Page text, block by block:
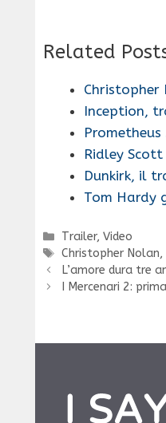
Related
Inception,
Ridley
Dunkirk, il
Tom Hardy
Categorie
Trailer,Video
Tag
Christopher Nolan,
L’amore dura tre
I Mercenari 2: